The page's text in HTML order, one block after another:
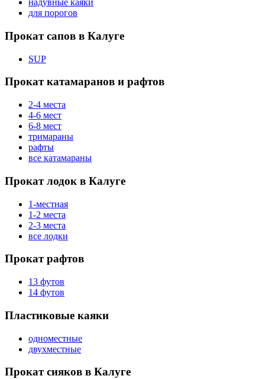
надувные каяки
для порогов
Прокат сапов в Калуге
SUP
Прокат катамаранов и рафтов
2-4 места
4-6 мест
6-8 мест
тримараны
рафты
все катамараны
Прокат лодок в Калуге
1-местная
1-2 места
2-3 места
все лодки
Прокат рафтов
13 футов
14 футов
Пластиковые каяки
одноместные
двухместные
Прокат сияков в Калуге